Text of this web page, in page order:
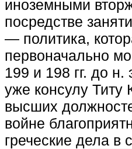
иноземными
посредстве
— политика,
первоначально
199 и 198 гг. до н.
уже консулу
высших
войне
греческие дела в